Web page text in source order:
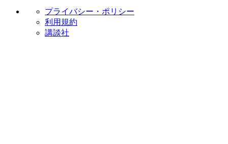
プライバシー・ポリシー
利用規約
講談社